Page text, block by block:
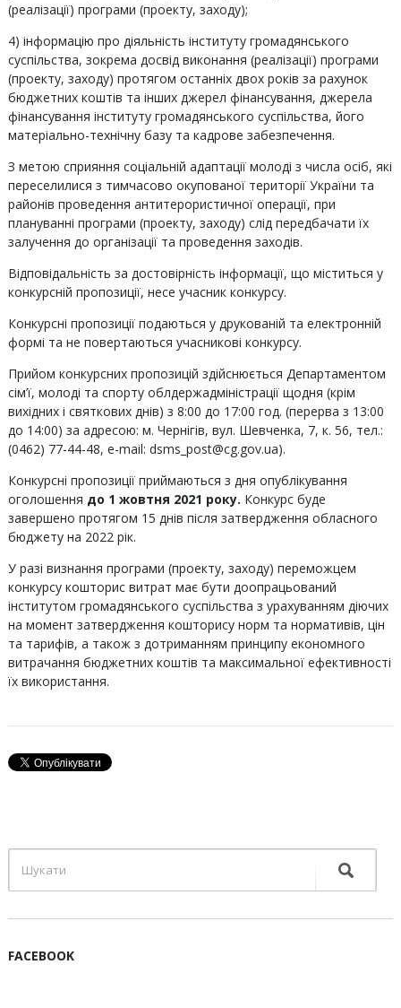
(реалізації) програми (проекту, заходу);
4) інформацію про діяльність інституту громадянського
суспільства, зокрема досвід виконання (реалізації) програми
(проекту, заходу) протягом останніх двох років за рахунок
бюджетних коштів та інших джерел фінансування, джерела
фінансування інституту громадянського суспільства, його
матеріально-технічну базу та кадрове забезпечення.
З метою сприяння соціальній адаптації молоді з числа осіб, які
переселилися з тимчасово окупованої території України та
районів проведення антитерористичної операції, при
плануванні програми (проекту, заходу) слід передбачати їх
залучення до організації та проведення заходів.
Відповідальність за достовірність інформації, що міститься у
конкурсній пропозиції, несе учасник конкурсу.
Конкурсні пропозиції подаються у друкованій та електронній
формі та не повертаються учасникові конкурсу.
Прийом конкурсних пропозицій здійснюється Департаментом
сім’ї, молоді та спорту облдержадміністрації щодня (крім
вихідних і святкових днів) з 8:00 до 17:00 год. (перерва з 13:00
до 14:00) за адресою: м. Чернігів, вул. Шевченка, 7, к. 56, тел.:
(0462) 77-44-48, e-mail: dsms_post@cg.gov.ua).
Конкурсні пропозиції приймаються з дня опублікування
оголошення до 1 жовтня 2021 року. Конкурс буде
завершено протягом 15 днів після затвердження обласного
бюджету на 2022 рік.
У разі визнання програми (проекту, заходу) переможцем
конкурсу кошторис витрат має бути доопрацьований
інститутом громадянського суспільства з урахуванням діючих
на момент затвердження кошторису норм та нормативів, цін
та тарифів, а також з дотриманням принципу економного
витрачання бюджетних коштів та максимальної ефективності
їх використання.
FACEBOOK